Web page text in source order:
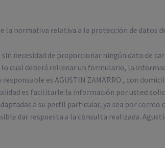
normativa relativa a la protección de datos
necesidad de proporcionar ningún dato de
cual deberá rellenar un formulario, la
es AGUSTIN ZAMARRO , con
es facilitarle la información por usted
a su perfil particular, ya sea por
dar respuesta a la consulta realizada.